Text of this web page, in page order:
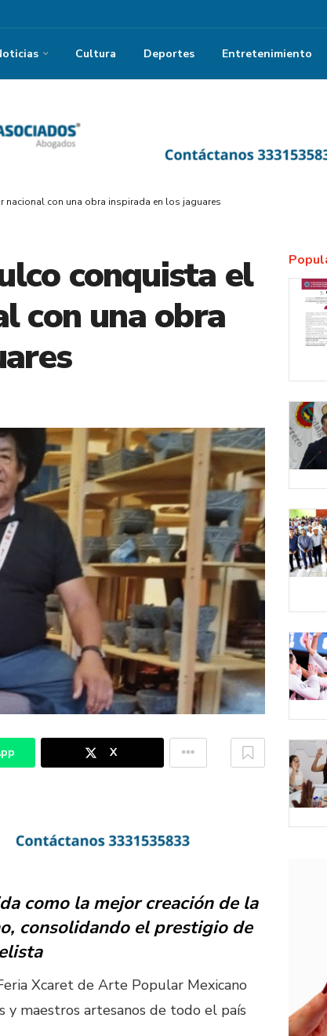
Cultura Deportes Entretenimiento
con una obra inspirada en los jaguares
conquista el
con una obra
X
como la mejor creación de la
consolidando el prestigio de
Xcaret de Arte Popular Mexicano
maestros artesanos de todo el país